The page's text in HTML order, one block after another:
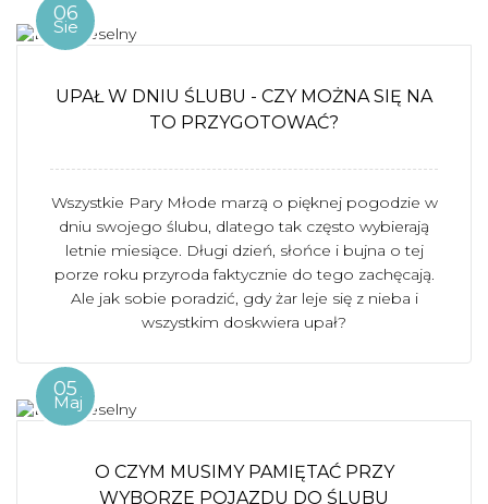
06
Sie
UPAŁ W DNIU ŚLUBU - CZY MOŻNA SIĘ NA
TO PRZYGOTOWAĆ?
Wszystkie Pary Młode marzą o pięknej pogodzie w
dniu swojego ślubu, dlatego tak często wybierają
letnie miesiące. Długi dzień, słońce i bujna o tej
porze roku przyroda faktycznie do tego zachęcają.
Ale jak sobie poradzić, gdy żar leje się z nieba i
wszystkim doskwiera upał?
05
Maj
O CZYM MUSIMY PAMIĘTAĆ PRZY
WYBORZE POJAZDU DO ŚLUBU